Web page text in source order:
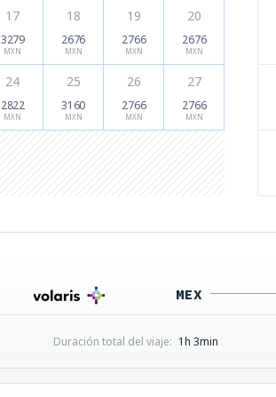
17
3279
MXN
18
2676
MXN
19
2766
MXN
20
2676
MXN
24
2822
MXN
25
3160
MXN
26
2766
MXN
27
2766
MXN
MEX
Duración total del viaje: 1h 3min